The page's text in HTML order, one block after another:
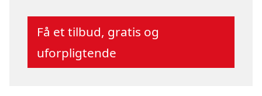
Få et tilbud, gratis og
uforpligtende